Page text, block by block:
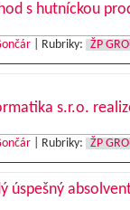
s hutníckou
| Rubriky: ŽP
s.r.o.
| Rubriky: ŽP
úspešný